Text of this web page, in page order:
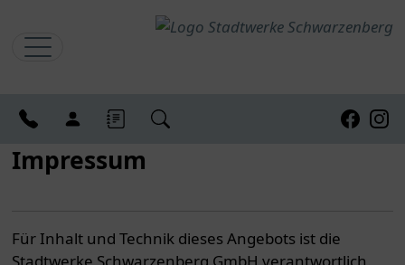
KontaktKundenlogin
Blog Suchen
Impressum
Für Inhalt und Technik dieses Angebots ist die